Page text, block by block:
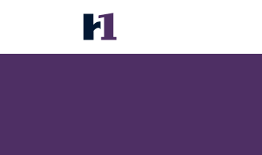
StripViewSuites at Signature
料金 写真